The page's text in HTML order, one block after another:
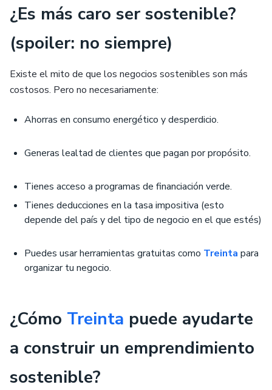
¿Es más caro ser sostenible?
(spoiler: no siempre)
Existe el mito de que los negocios sostenibles son más
costosos. Pero no necesariamente:
Ahorras en consumo energético y desperdicio.
Generas lealtad de clientes que pagan por propósito.
Tienes acceso a programas de financiación verde.
Tienes deducciones en la tasa impositiva (esto
depende del país y del tipo de negocio en el que estés)
Puedes usar herramientas gratuitas como Treinta para
organizar tu negocio.
¿Cómo Treinta puede ayudarte
a construir un emprendimiento
sostenible?